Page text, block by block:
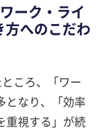
ーク・ライ
方へのこだわ
ころ、「ワー
となり、「効率
重視する」が続